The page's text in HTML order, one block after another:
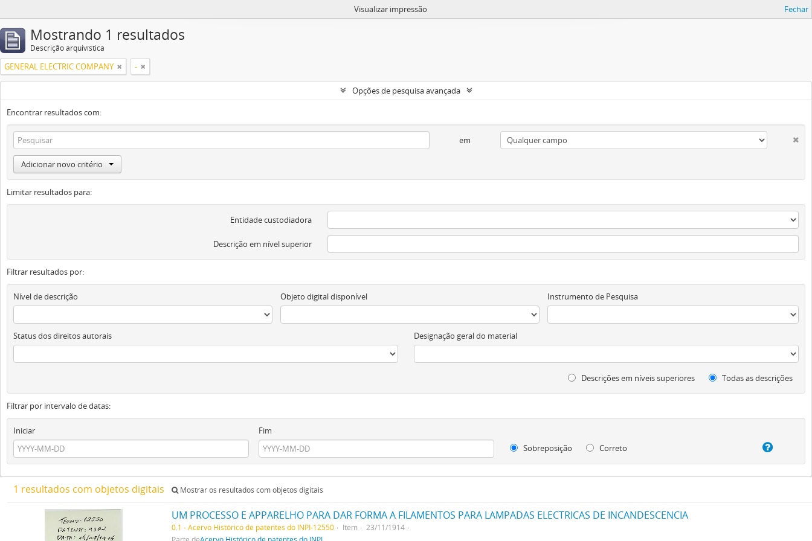
Visualizar impressão Fechar
Mostrando 1 resultados
Descrição arquivística
GENERAL ELECTRIC COMPANY -
Opções de pesquisa avançada
Encontrar resultados com:
em
Adicionar novo critério
Limitar resultados para:
Entidade custodiadora
Descrição em nível superior
Filtrar resultados por:
Nível de descrição Objeto digital disponível Instrumento de Pesquisa
Status dos direitos autorais Designação geral do material
Descrições em níveis superiores Todas as descrições
Filtrar por intervalo de datas:
Iniciar
Fim
Sobreposição
Correto
1 resultados com objetos digitais Mostrar os resultados com objetos digitais
UM PROCESSO E APPARELHO PARA DAR FORMA A FILAMENTOS PARA LAMPADAS ELECTRICAS DE INCANDESCENCIA
0.1 - Acervo Histórico de patentes do INPI-12550 Item
23/11/1914